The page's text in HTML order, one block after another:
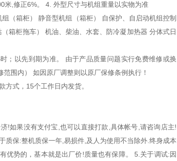
,修正6%。 4. 外型尺寸与机组重量以实物为准
（箱柜） 静音型机组（箱柜） 自保护、自启动机组控制
箱柜拖车） 机油、柴油、水套、防冷凝加热器 分体式日
；以先到期为准。 由于产品质量问题实行免费维修或换
围内） 如因原厂调整则以原厂保修条例执行！
方式，15个工作日内发货。
!如果没有支付宝,也可以直接打款,具体帐号,请咨询店主!
质保:整机质保一年,易损件,及人为使用不当除外.终身成本
优势的，基本就是出厂价!质量也有保障。 5.关于调试:因